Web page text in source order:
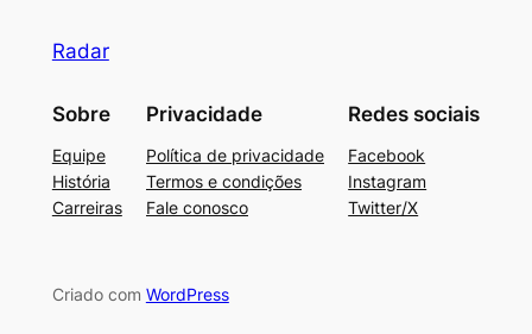
Radar
Sobre
Equipe
História
Carreiras
Privacidade
Política de privacidade
Termos e condições
Fale conosco
Redes sociais
Facebook
Instagram
Twitter/X
Criado com WordPress